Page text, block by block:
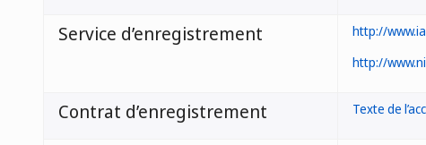
Service d’enregistrement
http://
http://
Contrat d’enregistrement Texte de